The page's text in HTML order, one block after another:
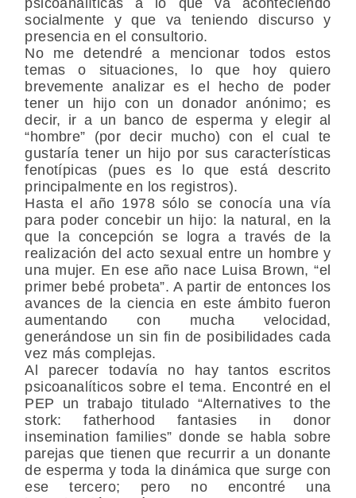
socialmente y que va teniendo discurso y
presencia en el consultorio.
No me detendré a mencionar todos estos
temas o situaciones, lo que hoy quiero
brevemente analizar es el hecho de poder
tener un hijo con un donador anónimo; es
decir, ir a un banco de esperma y elegir al
“hombre” (por decir mucho) con el cual te
gustaría tener un hijo por sus características
fenotípicas (pues es lo que está descrito
principalmente en los registros).
Hasta el año 1978 sólo se conocía una vía
para poder concebir un hijo: la natural, en la
que la concepción se logra a través de la
realización del acto sexual entre un hombre y
una mujer. En ese año nace Luisa Brown, “el
primer bebé probeta”. A partir de entonces los
avances de la ciencia en este ámbito fueron
aumentando con mucha velocidad,
generándose un sin fin de posibilidades cada
vez más complejas.
Al parecer todavía no hay tantos escritos
psicoanalíticos sobre el tema. Encontré en el
PEP un trabajo titulado “Alternatives to the
stork: fatherhood fantasies in donor
insemination families” donde se habla sobre
parejas que tienen que recurrir a un donante
de esperma y toda la dinámica que surge con
ese tercero; pero no encontré una